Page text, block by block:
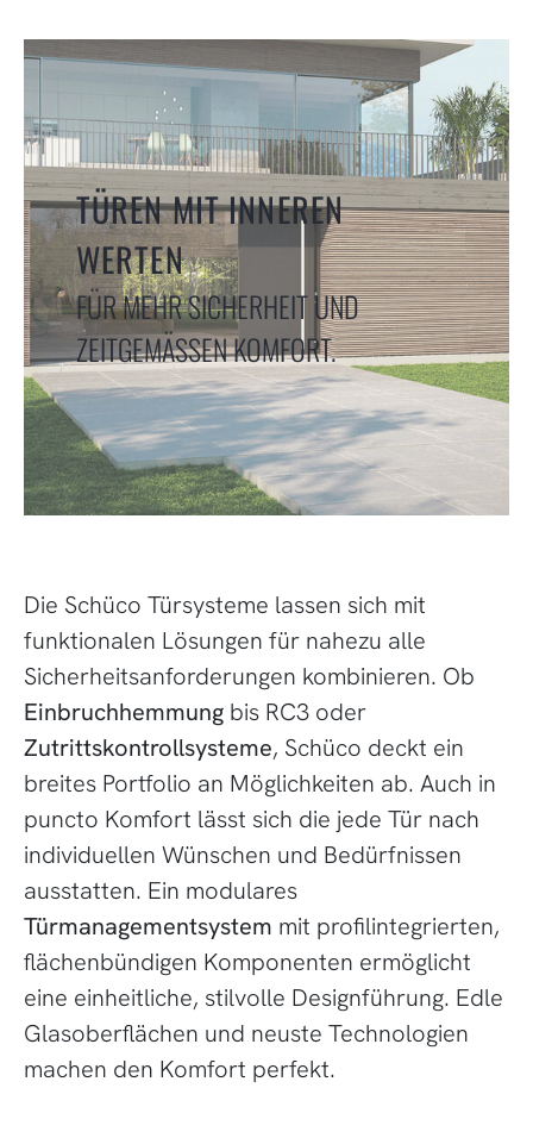
TÜREN MIT INNEREN
WERTEN
FÜR MEHR SICHERHEIT UND
ZEITGEMÄSSEN KOMFORT.
Die Schüco Türsysteme lassen sich mit
funktionalen Lösungen für nahezu alle
Sicherheitsanforderungen kombinieren. Ob
Einbruchhemmung bis RC3 oder
Zutrittskontrollsysteme, Schüco deckt ein
breites Portfolio an Möglichkeiten ab. Auch in
puncto Komfort lässt sich die jede Tür nach
individuellen Wünschen und Bedürfnissen
ausstatten. Ein modulares
Türmanagementsystem mit profilintegrierten,
flächenbündigen Komponenten ermöglicht
eine einheitliche, stilvolle Designführung. Edle
Glasoberflächen und neuste Technologien
machen den Komfort perfekt.